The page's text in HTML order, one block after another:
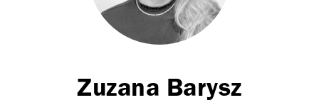
Zuzana Barysz